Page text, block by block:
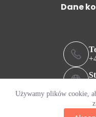
Używamy plików cookie,
Dane